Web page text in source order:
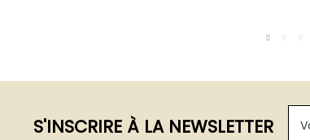
S'INSCRIRE À LA NEWSLETTER